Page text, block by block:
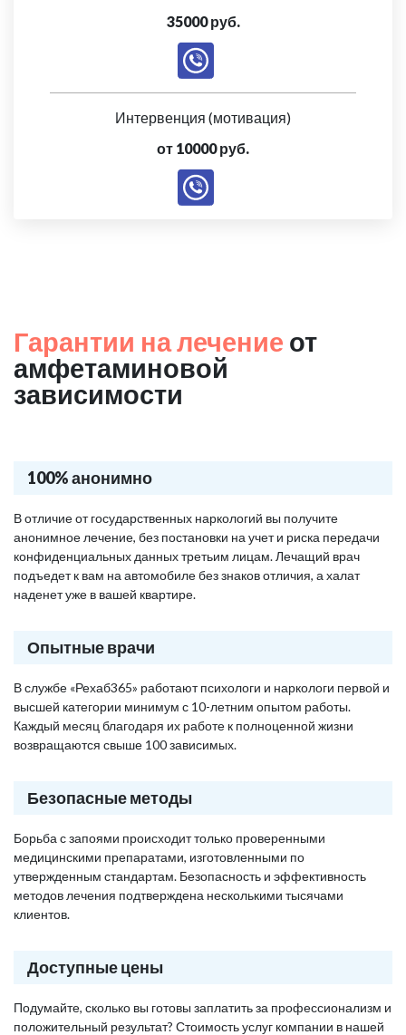
35000 руб.
Интервенция (мотивация)
от 10000 руб.
Гарантии на лечение от
амфетаминовой
зависимости
100% анонимно
В отличие от государственных наркологий вы получите
анонимное лечение, без постановки на учет и риска передачи
конфиденциальных данных третьим лицам. Лечащий врач
подъедет к вам на автомобиле без знаков отличия, а халат
наденет уже в вашей квартире.
Опытные врачи
В службе «Рехаб365» работают психологи и наркологи первой и
высшей категории минимум с 10-летним опытом работы.
Каждый месяц благодаря их работе к полноценной жизни
возвращаются свыше 100 зависимых.
Безопасные методы
Борьба с запоями происходит только проверенными
медицинскими препаратами, изготовленными по
утвержденным стандартам. Безопасность и эффективность
методов лечения подтверждена несколькими тысячами
клиентов.
Доступные цены
Подумайте, сколько вы готовы заплатить за профессионализм и
положительный результат? Стоимость услуг компании в нашей